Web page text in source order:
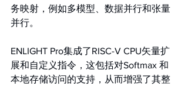
务映射，例如多模型、数据并行和张量
并行。
ENLIGHT Pro集成了RISC-V CPU矢量扩
展和自定义指令，这包括对Softmax 和
本地存储访问的支持，从而增强了其整